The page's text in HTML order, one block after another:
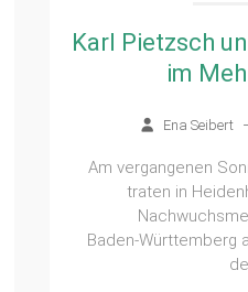
Karl Pietzsch
im
Ena Seibert
Am vergangenen
traten in
Baden‑Württemberg